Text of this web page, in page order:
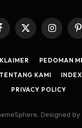
X
(Twitter)
Instagram
PEDOMAN
TENTANG KAMI
PRIVACY POLICY
Designed by